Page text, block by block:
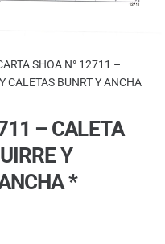
SHOA N° 12711 –
CALETAS BUNRT Y ANCHA
– CALETA
Y
*